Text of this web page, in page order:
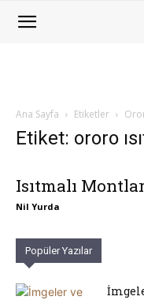
Ana Sayfa Etiketler
Etiket: ororo
Isıtmalı
Nil Yurda
Popüler Yazılar